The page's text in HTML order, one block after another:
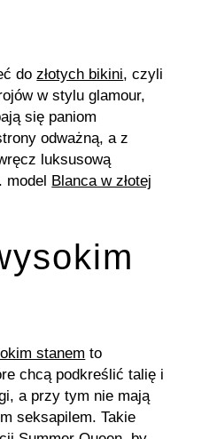
dozłotych bikini, czyli
w stylu glamour,
się paniom
odważną, a z
luksusową
Blanca w złotej
stanem to
chcą podkreślić talię i
a przy tym nie mają
seksapilem. Takie